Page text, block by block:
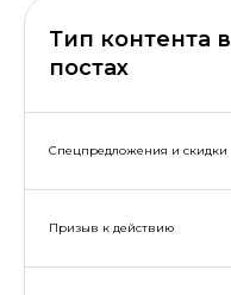
Тип контента в
постах
Спецпредложения и скидки
Призыв к действию